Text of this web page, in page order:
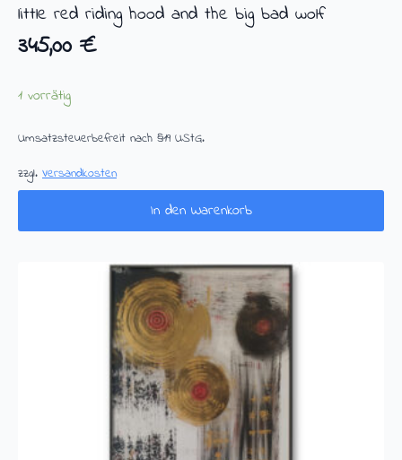
little red riding hood and the big bad wolf
345,00 €
1 vorrätig
Umsatzsteuerbefreit nach §19 UStG.
zzgl. Versandkosten
In den Warenkorb